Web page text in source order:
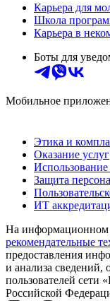
Карьера для
Школа
Карьера в
Боты для
Мобильное
Этика и
Оказание услуг
Использование
Защита
ИТ
На информационном
рекомендательные
предоставления
и анализа сведений,
пользователей сети
Российской